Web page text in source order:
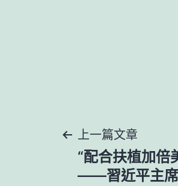
文上一篇文章
“配合扶植加倍
——習近平主席